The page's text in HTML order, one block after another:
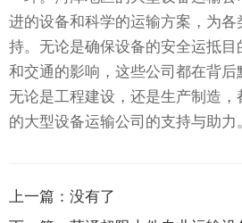
进的设备和科学的运输方案，为
持。无论是确保设备的安全运抵
和交通的影响，这些公司都在背后
无论是工程建设，还是生产制造
的大型设备运输公司的支持与助力
上一篇： 没有了